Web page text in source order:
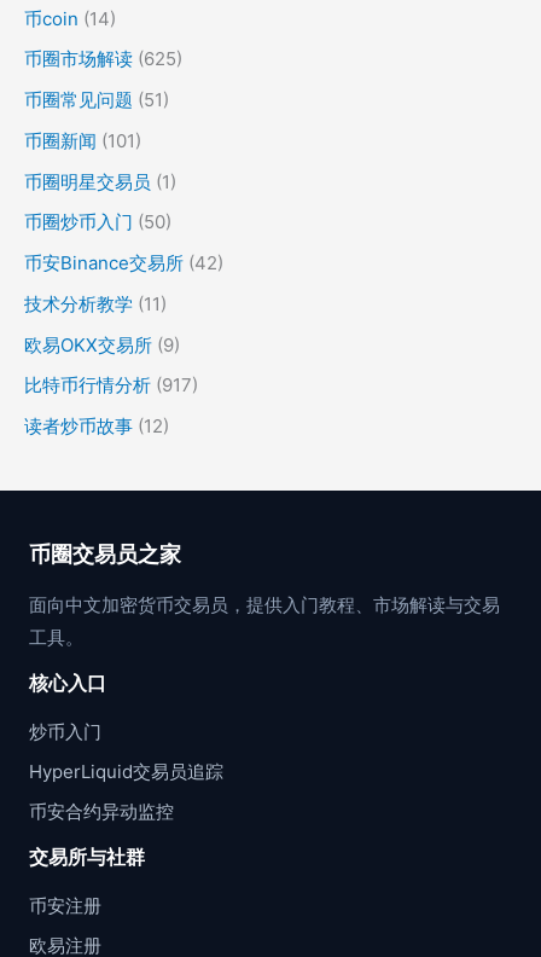
币coin (14)
币圈市场解读 (625)
币圈常见问题 (51)
币圈新闻 (101)
币圈明星交易员 (1)
币圈炒币入门 (50)
币安Binance交易所 (42)
技术分析教学 (11)
欧易OKX交易所 (9)
比特币行情分析 (917)
读者炒币故事 (12)
币圈交易员之家
面向中文加密货币交易员，提供入门教程、市场解读与交易
工具。
核心入口
炒币入门
HyperLiquid交易员追踪
币安合约异动监控
交易所与社群
币安注册
欧易注册